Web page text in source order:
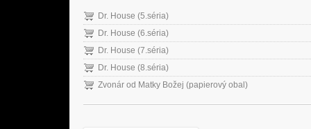
Dr. House (5.séria)
Dr. House (6.séria)
Dr. House (7.séria)
Dr. House (8.séria)
Zvonár od Matky Božej (papierový obal)